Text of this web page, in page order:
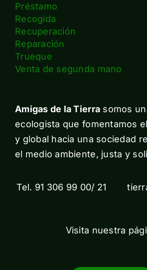
Préstamo
Recogida
Recuperación
Reparación
Trueque
Venta de segunda mano
Amigas de la Tierra somos
ecologista que fomentamos
y global hacia una sociedad
el medio ambiente, justa y
Tel. 91 306 99 00/ 21
Visita nuestra